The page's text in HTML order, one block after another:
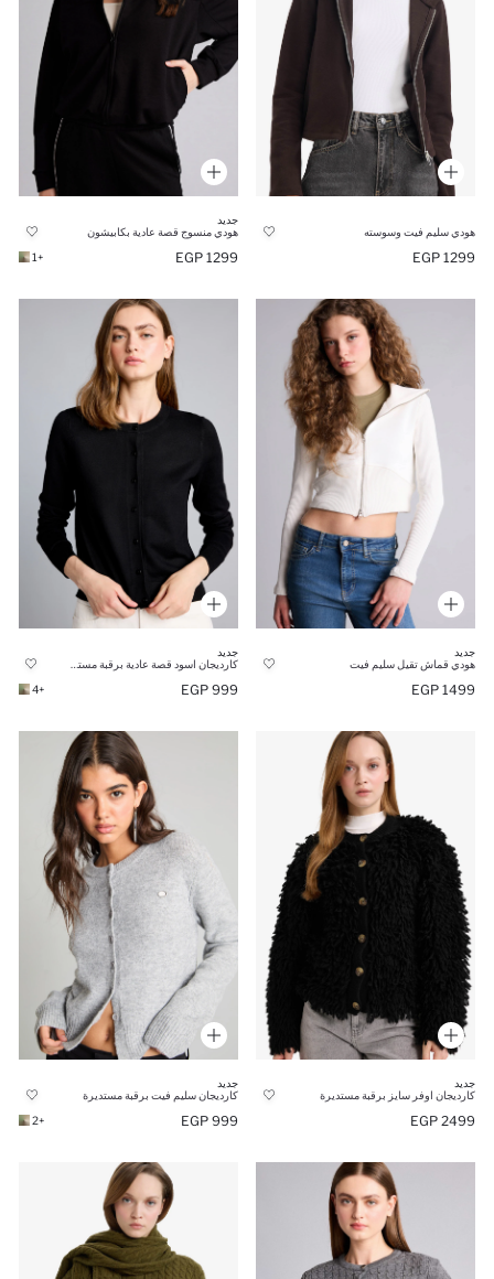
هودي سليم فيت وسوسته
1299 EGP
جديد
هودي منسوج قصة عادية بكابيشون
1299 EGP
+1
جديد
هودي قماش تقيل سليم فيت
1499 EGP
جديد
999 EGP
+4
جديد
كارديجان اوفر سايز برقبة مستديرة
2499 EGP
جديد
كارديجان سليم فيت برقبة مستديرة
999 EGP
+2